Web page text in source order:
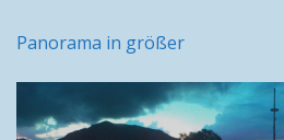
Panorama in größer